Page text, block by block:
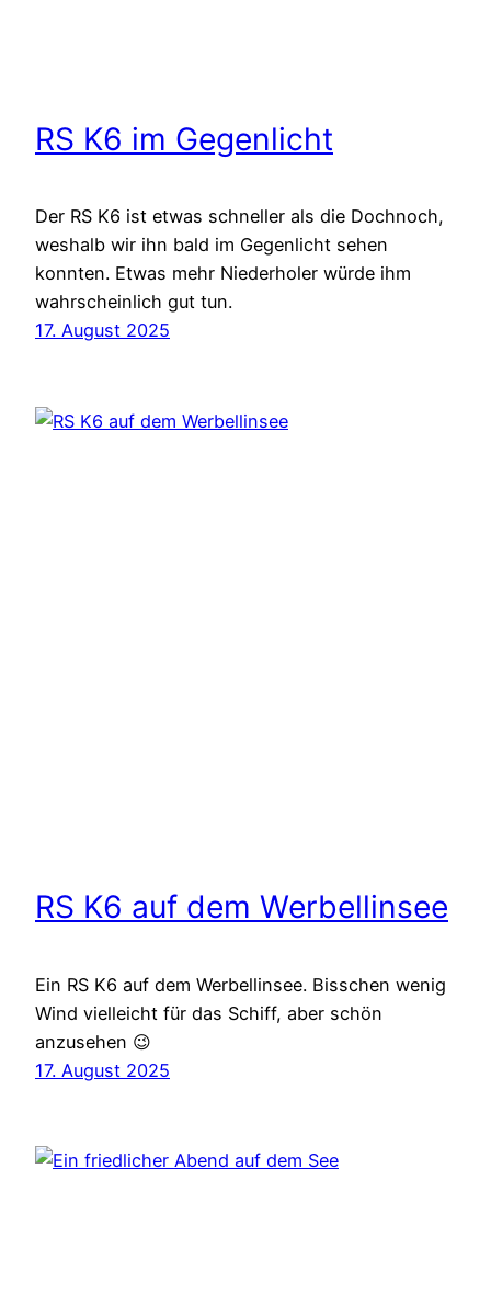
RS K6 im Gegenlicht
Der RS K6 ist etwas schneller als die Dochnoch,
weshalb wir ihn bald im Gegenlicht sehen
konnten. Etwas mehr Niederholer würde ihm
wahrscheinlich gut tun.
17. August 2025
RS K6 auf dem Werbellinsee
Ein RS K6 auf dem Werbellinsee. Bisschen wenig
Wind vielleicht für das Schiff, aber schön
anzusehen 😉
17. August 2025